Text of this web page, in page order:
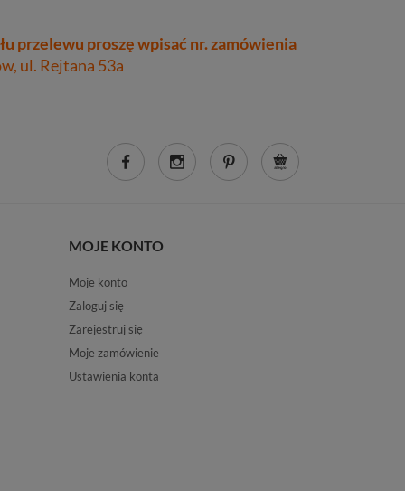
przelewu proszę wpisać nr. zamówienia
ul. Rejtana 53a
MOJE KONTO
Moje konto
Zaloguj się
Zarejestruj się
Moje zamówienie
Ustawienia konta